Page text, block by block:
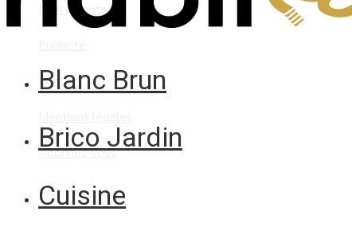
Mon compte
Contact
Abonnez-vous
Blanc Brun
Brico Jardin
Cuisine